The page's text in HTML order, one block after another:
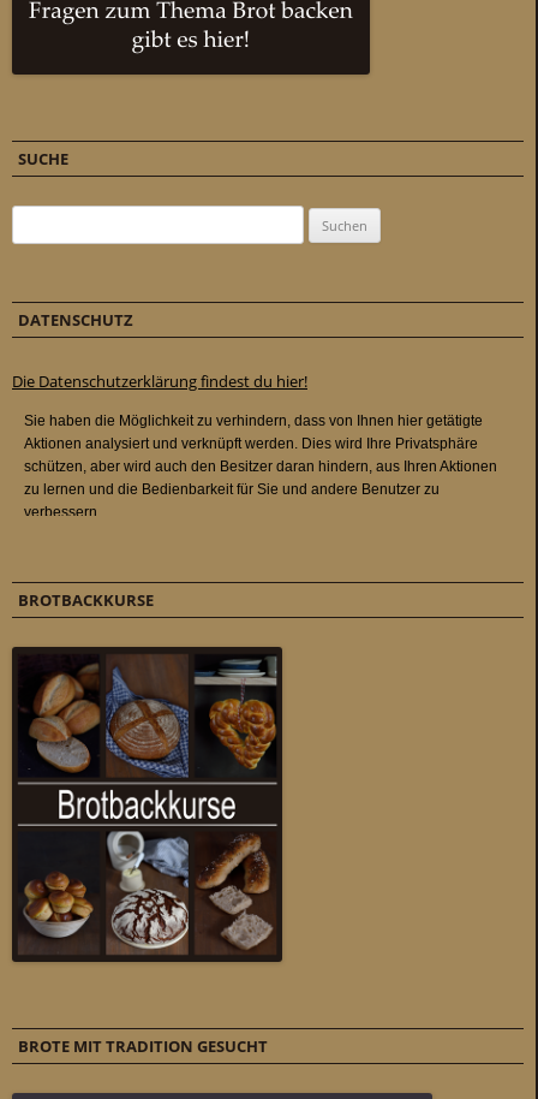
SUCHE
DATENSCHUTZ
Die Datenschutzerklärung findest du hier!
BROTBACKKURSE
BROTE MIT TRADITION GESUCHT